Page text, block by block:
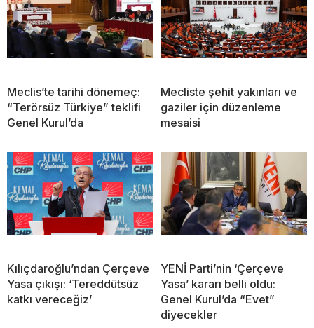
Meclis’te tarihi dönemeç:
“Terörsüz Türkiye” teklifi
Genel Kurul’da
Mecliste şehit yakınları ve
gaziler için düzenleme
mesaisi
Kılıçdaroğlu’ndan Çerçeve
Yasa çıkışı: ‘Tereddütsüz
katkı vereceğiz’
YENİ Parti’nin ‘Çerçeve
Yasa’ kararı belli oldu:
Genel Kurul’da “Evet”
diyecekler